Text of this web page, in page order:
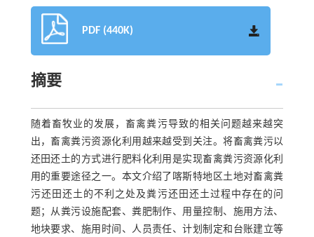
PDF (440K)
摘要
随着畜牧业的发展，畜禽粪污导致的相关问题越来越突
出，畜禽粪污资源化利用越来越受到关注。将畜禽粪污以
还田还土的方式进行肥料化利用是实现畜禽粪污资源化利
用的重要途径之一。本文介绍了喀斯特地区土地对畜禽粪
污还田还土的不利之处及粪污还田还土过程中存在的问
题；从粪污设施配套、粪肥制作、用量控制、施用方法、
地块要求、施用时间、人员责任、计划制定和台账建立等